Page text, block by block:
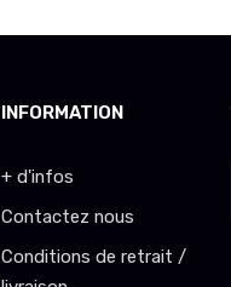
INFORMATION
+ d'infos
Contactez nous
Conditions de retrait /